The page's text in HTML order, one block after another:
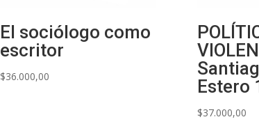
El sociólogo como
escritor
$36.000,00
Estero
$37.000,00